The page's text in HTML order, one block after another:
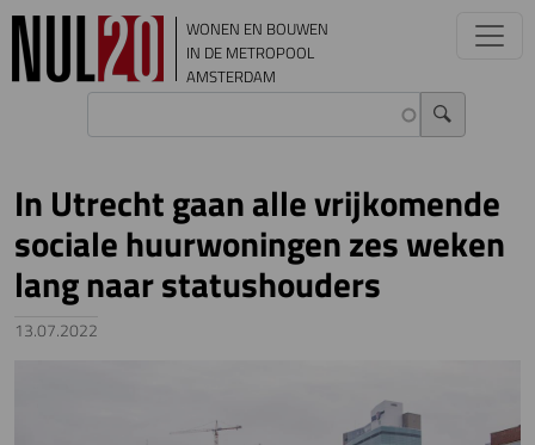
Overslaan en naar de inhoud gaan
WONEN EN BOUWEN
IN DE METROPOOL
AMSTERDAM
In Utrecht gaan alle vrijkomende
sociale huurwoningen zes weken
lang naar statushouders
13.07.2022